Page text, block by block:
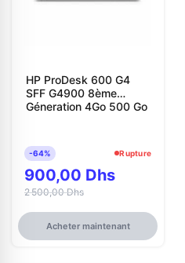
HP ProDesk 600 G4
SFF G4900 8ème
Géneration 4Go 500 Go
-64% Rupture
900,00 Dhs
2 500,00 Dhs
Acheter maintenant